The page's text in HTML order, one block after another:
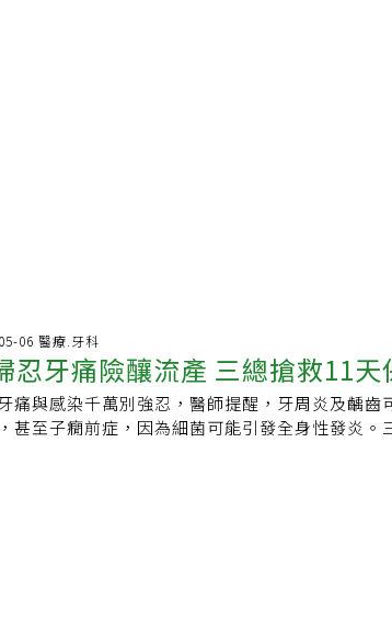
06 醫療.牙科
忍牙痛險釀流產 三總搶救11天
痛與感染千萬別強忍，醫師提醒，牙周炎及齲齒
甚至子癇前症，因為細菌可能引發全身性發炎。